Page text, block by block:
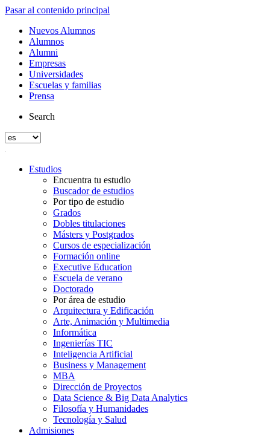
Pasar al contenido principal
Nuevos Alumnos
Alumnos
Alumni
Empresas
Universidades
Escuelas y familias
Prensa
Search
Estudios
Encuentra tu estudio
Buscador de estudios
Por tipo de estudio
Grados
Dobles titulaciones
Másters y Postgrados
Cursos de especialización
Formación online
Executive Education
Escuela de verano
Doctorado
Por área de estudio
Arquitectura y Edificación
Arte, Animación y Multimedia
Informática
Ingenierías TIC
Inteligencia Artificial
Business y Management
MBA
Dirección de Proyectos
Data Science & Big Data Analytics
Filosofía y Humanidades
Tecnología y Salud
Admisiones